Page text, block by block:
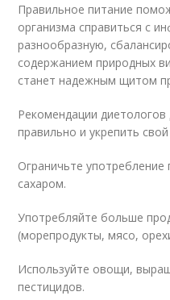
Правильное питание
организма справиться с
разнообразную,
содержанием природных
станет надежным щитом
Рекомендации
правильно и укрепить
Ограничьте
сахаром.
Употребляйте больше
(морепродукты, мясо,
Используйте овощи,
пестицидов.